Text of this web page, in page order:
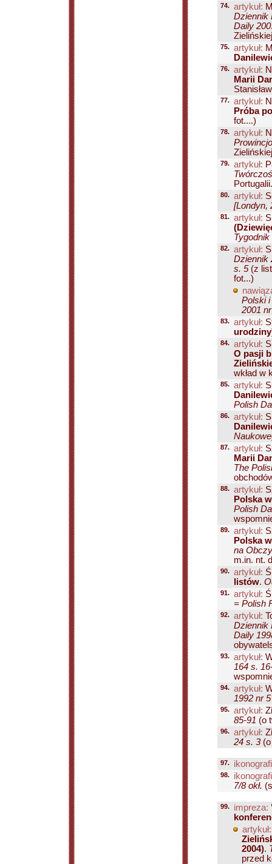
74. artykuł:
Dziennik
Daily
75. artykuł:
76. artykuł:
Marii
77. artykuł:
Próba
fot....)
78. artykuł:
79. artykuł:
80. artykuł:
[Londyn,
81. artykuł:
82. artykuł:
Dziennik
s. 5(z
fot...)
Polski i
2001
83. artykuł:
84. artykuł:
O pasji
wkład w
85. artykuł:
Polish
86. artykuł:
87. artykuł:
Marii
The
88. artykuł:
Polska
Polish
89. artykuł:
Polska
na
m.in. nt.
90. artykuł:
listów.
91. artykuł:
= Polish
92. artykuł:
Dziennik
Daily
93. artykuł:
164 s.
94. artykuł:
1992 nr
95. artykuł:
85-91 (o
96. artykuł:
24 s. 3(o
97.
98.
7/8 okł.
99. impreza:
artykuł:
2004).
przed